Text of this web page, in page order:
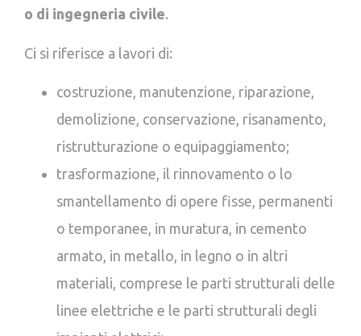
o di ingegneria civile.
Ci si riferisce a lavori di:
costruzione, manutenzione, riparazione,
demolizione, conservazione, risanamento,
ristrutturazione o equipaggiamento;
trasformazione, il rinnovamento o lo
smantellamento di opere fisse, permanenti
o temporanee, in muratura, in cemento
armato, in metallo, in legno o in altri
materiali, comprese le parti strutturali delle
linee elettriche e le parti strutturali degli